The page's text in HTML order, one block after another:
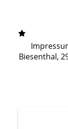
Biesenthal,